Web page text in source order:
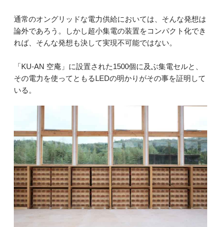
通常のオングリッドな電力供給においては、そんな発想は
論外であろう。しかし超小集電の装置をコンパクト化でき
れば、そんな発想も決して実現不可能ではない。
「KU-AN 空庵」に設置された1500個に及ぶ集電セルと、
その電力を使ってともるLEDの明かりがその事を証明して
いる。